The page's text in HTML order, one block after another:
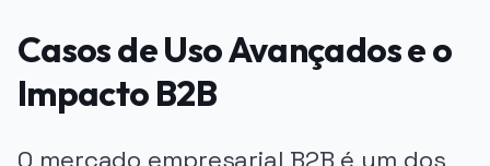
Casos de Uso Avançados e o
Impacto B2B